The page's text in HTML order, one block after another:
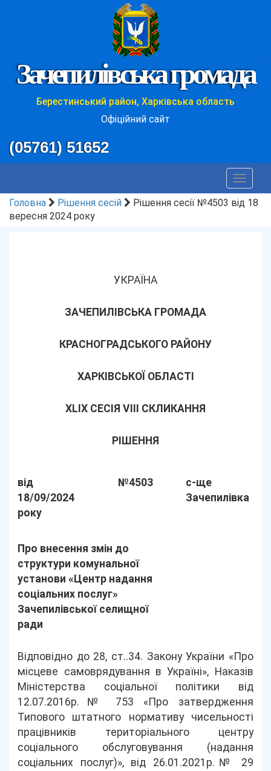
Зачепилівська громада
Берестинський район, Харківська область
Офіційний сайт
(05761) 51652
Toggle
Головна
Рішення сесій
Рішення сесії №4503 від 18
вересня 2024 року
УКРАЇНА
ЗАЧЕПИЛІВСЬКА ГРОМАДА
КРАСНОГРАДСЬКОГО РАЙОНУ
ХАРКІВСЬКОЇ ОБЛАСТІ
XLІХ СЕСІЯ VIII СКЛИКАННЯ
РІШЕННЯ
від
18/09/2024
року
№4503
с-ще
Зачепилівка
Про внесення змін до
структури комунальної
установи «Центр надання
соціальних послуг»
Зачепилівської селищної
ради
Відповідно до 28, ст..34. Закону України «Про
місцеве самоврядування в Україні», Наказів
Міністерства соціальної політики від
12.07.2016р.№ 753 «Про затвердження
Типового штатного нормативу чисельності
працівників територіального центру
соціального обслуговування (надання
соціальних послуг)», від 26.01.2021р.№ 29